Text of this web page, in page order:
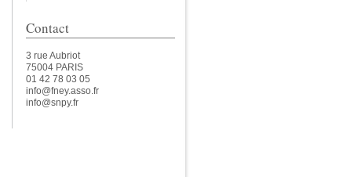
Contact
3 rue Aubriot
75004 PARIS
01 42 78 03 05
info@fney.asso.fr
info@snpy.fr